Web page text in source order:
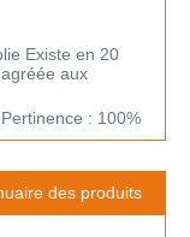
Existe en 20
aux
Pertinence : 100%
des produits